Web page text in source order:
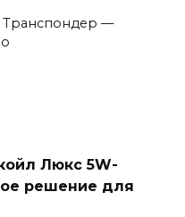
Транспондер —
Люкс 5W-
решение для